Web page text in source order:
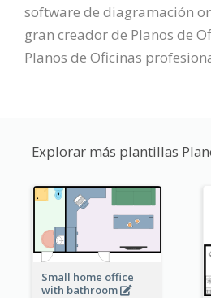
software de diagramación
gran creador de Planos de
Planos de Oficinas
Explorar más plantillas
Small home office
with bathroom